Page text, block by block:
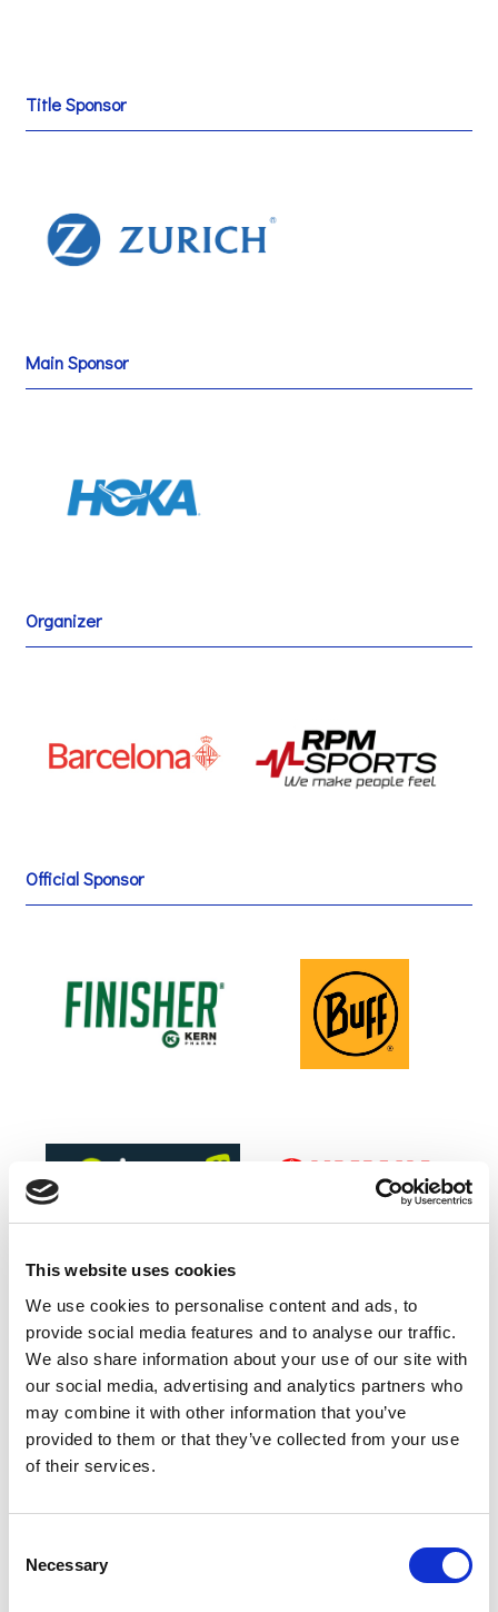
This website uses cookies
We use cookies to personalise content and ads, to
provide social media features and to analyse our traffic.
We also share information about your use of our site with
our social media, advertising and analytics partners who
may combine it with other information that you’ve
provided to them or that they’ve collected from your use
of their services.
Selection
Necessary
Title Sponsor
Main Sponsor
Organizer
Official Sponsor
Official Timing Partner
Green Sponsor